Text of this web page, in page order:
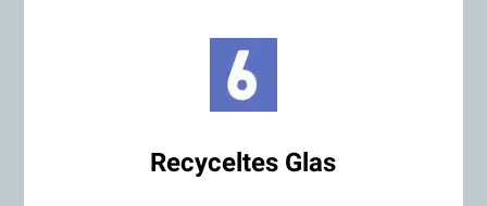
Recyceltes Glas